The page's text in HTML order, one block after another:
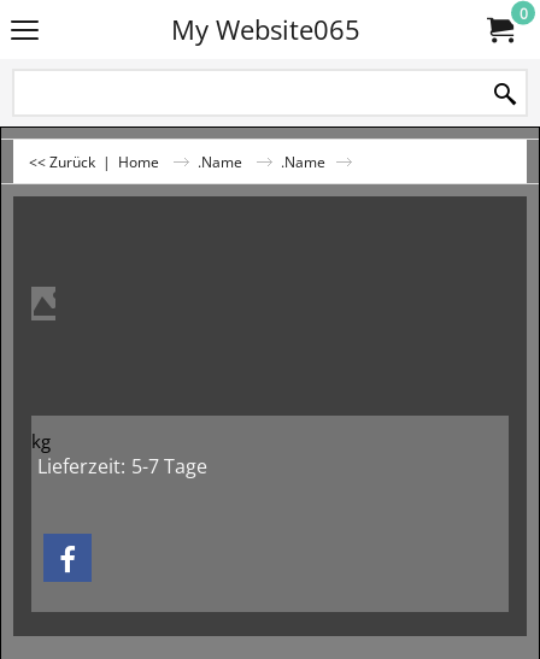
My Website065 0
<< Zurück | Home .Name .Name
kg
Lieferzeit: 5-7 Tage